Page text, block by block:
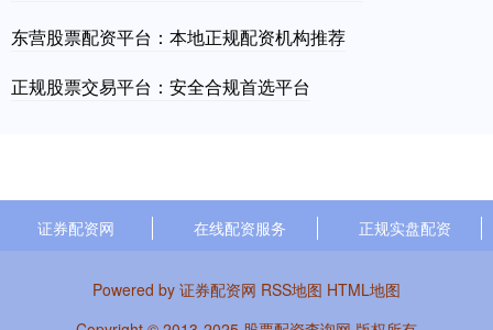
东营股票配资平台：本地正规配资机构推荐
正规股票交易平台：安全合规首选平台
证券配资网 在线配资服务 正规实盘配资
Powered by 证券配资网 RSS地图 HTML地图